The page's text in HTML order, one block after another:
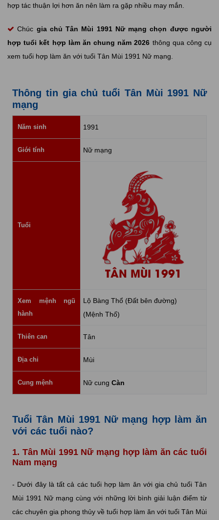
hợp tác thuận lợi hơn ăn nên làm ra gặp nhiều may mắn.
Chúc gia chủ Tân Mùi 1991 Nữ mạng chọn được người
hợp tuổi kết hợp làm ăn chung năm 2026 thông qua công cụ
xem tuổi hợp làm ăn với tuổi Tân Mùi 1991 Nữ mạng.
Thông tin gia chủ tuổi Tân Mùi 1991 Nữ
mạng
Năm sinh 1991
Giới tính Nữ mạng
Tuổi
TÂN MÙI 1991
Xem mệnh ngũ
hành
Lộ Bàng Thổ (Đất bên đường)
(Mệnh Thổ)
Thiên can Tân
Địa chi Mùi
Cung mệnh Nữ cung Càn
Tuổi Tân Mùi 1991 Nữ mạng hợp làm ăn
với các tuổi nào?
1. Tân Mùi 1991 Nữ mạng hợp làm ăn các tuổi
Nam mạng
- Dưới đây là tất cả các tuổi hợp làm ăn với gia chủ tuổi Tân
Mùi 1991 Nữ mạng cùng với những lời bình giải luận điểm từ
các chuyên gia phong thủy về tuổi hợp làm ăn với tuổi Tân Mùi